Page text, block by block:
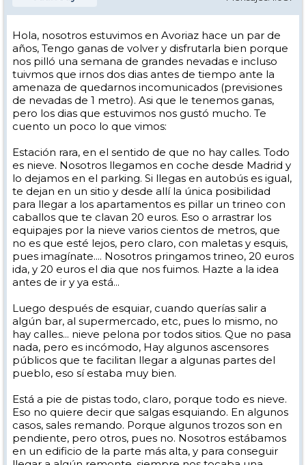
Hola, nosotros estuvimos en Avoriaz hace un par de
años, Tengo ganas de volver y disfrutarla bien porque
nos pilló una semana de grandes nevadas e incluso
tuivmos que irnos dos dias antes de tiempo ante la
amenaza de quedarnos incomunicados (previsiones
de nevadas de 1 metro). Asi que le tenemos ganas,
pero los dias que estuvimos nos gustó mucho. Te
cuento un poco lo que vimos:
Estación rara, en el sentido de que no hay calles. Todo
es nieve. Nosotros llegamos en coche desde Madrid y
lo dejamos en el parking. Si llegas en autobús es igual,
te dejan en un sitio y desde allí la única posibilidad
para llegar a los apartamentos es pillar un trineo con
caballos que te clavan 20 euros. Eso o arrastrar los
equipajes por la nieve varios cientos de metros, que
no es que esté lejos, pero claro, con maletas y esquis,
pues imagínate.... Nosotros pringamos trineo, 20 euros
ida, y 20 euros el dia que nos fuimos. Hazte a la idea
antes de ir y ya está...
Luego después de esquiar, cuando querías salir a
algún bar, al supermercado, etc, pues lo mismo, no
hay calles... nieve pelona por todos sitios. Que no pasa
nada, pero es incómodo, Hay algunos ascensores
públicos que te facilitan llegar a algunas partes del
pueblo, eso sí estaba muy bien.
Está a pie de pistas todo, claro, porque todo es nieve.
Eso no quiere decir que salgas esquiando. En algunos
casos, sales remando. Porque algunos trozos son en
pendiente, pero otros, pues no. Nosotros estábamos
en un edificio de la parte más alta, y para conseguir